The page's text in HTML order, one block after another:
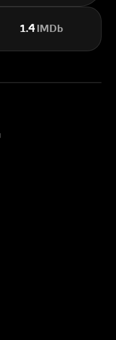
1.4 IMDb